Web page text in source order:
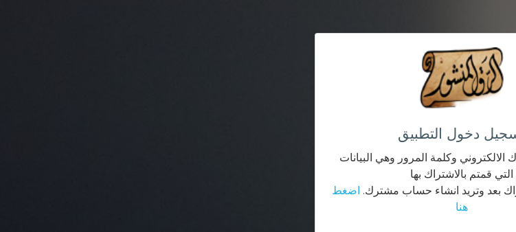
دخول التطبيق
الالكتروني وكلمة المرور وهي البيانات
التي قمتم بالاشتراك بها
بعد وتريد انشاء حساب مشترك. اضغط
هنا